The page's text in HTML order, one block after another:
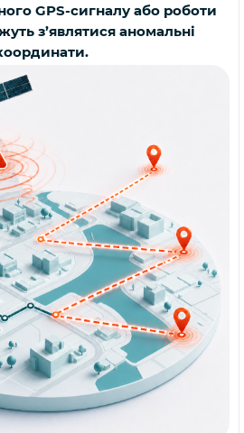
GPS-сигналу або роботи
з’являтися аномальні